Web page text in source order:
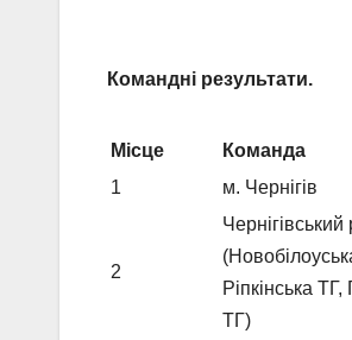
Командні результати.
Місце Команда
1
м. Чернігів
2
Ріпкінська
ТГ)